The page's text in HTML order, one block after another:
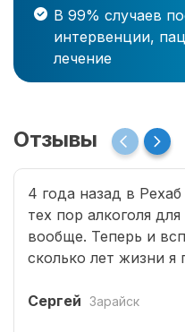
В 99% случаев
интервенции,
лечение
Отзывы
4 года назад в
тех пор алкоголя
вообще. Теперь и
сколько лет жизни я
мою новую жизнь.
Сергей Зарайск